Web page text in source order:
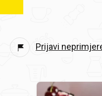
Prijavi